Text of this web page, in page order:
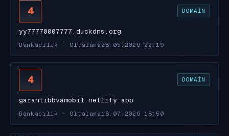
4 DOMAIN
yy77770007777.duckdns.org
Bankacılık - Oltalama28.05.2026 22:19
4 DOMAIN
garantibbvamobil.netlify.app
Bankacılık - Oltalama 18.07.2026 18:50